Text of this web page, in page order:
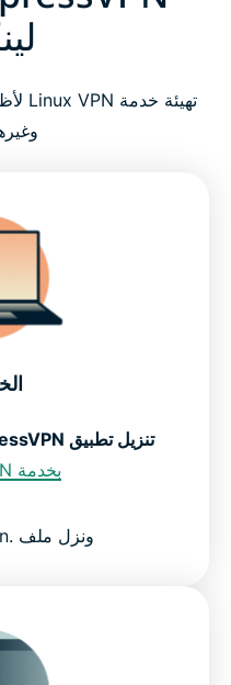
تنزيل تطبيق ExpressVPN لنظام لينكس
بخدمة ExpressVPN
ونزل ملف .run لنظام لينكس.